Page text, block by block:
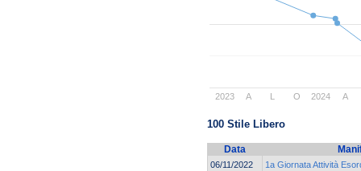
2023 2024
A L O A
100 Stile Libero
Data
06/11/2022
1a Giornata Attività